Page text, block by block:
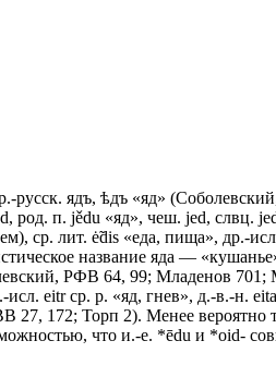
русск. ядъ, ѣдъ «яд»
род. п. jědu «яд», чеш. jed,
ср. лит. ė̃dis «еда, пища», др.-
название яда —
РФВ 64, 99; Младенов 701;
eitr ср. р. «яд, гнев», д.-в.-н.
27, 172; Торп 2). Менее
что и.-е. *ēdu и *oid-